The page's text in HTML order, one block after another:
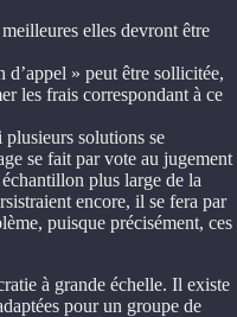
elles devront être
d’appel » peut être sollicitée,
les frais correspondant à ce
solutions se
se fait par vote au jugement
plus large de la
encore, il se fera par
puisque précisément, ces
à grande échelle. Il existe
pour un groupe de